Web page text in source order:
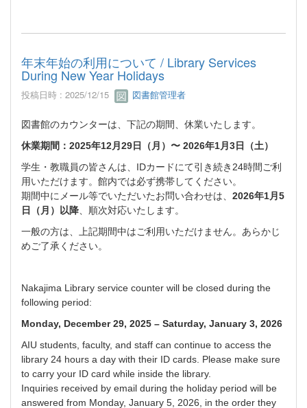
年末年始の利用について / Library Services
During New Year Holidays
投稿日時 : 2025/12/15 図書館管理者
図書館のカウンターは、下記の期間、休業いたします。
休業期間：2025年12月29日（月）〜 2026年1月3日（土）
学生・教職員の皆さんは、IDカードにて引き続き24時間ご利
用いただけます。館内では必ず携帯してください。
期間中にメール等でいただいたお問い合わせは、 2026年1月5
日（月）以降 、順次対応いたします。
一般の方は、上記期間中はご利用いただけません。あらかじ
めご了承ください。
Nakajima Library service counter will be closed during the
following period:
Monday, December 29, 2025 – Saturday, January 3, 2026
AIU students, faculty, and staff can continue to access the
library 24 hours a day with their ID cards. Please make sure
to carry your ID card while inside the library.
Inquiries received by email during the holiday period will be
answered from Monday, January 5, 2026, in the order they